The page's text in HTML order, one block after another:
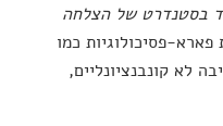
בסטנדרט של הצלחה
פסיכולוגיות כמו
לא קונבנציונליים,